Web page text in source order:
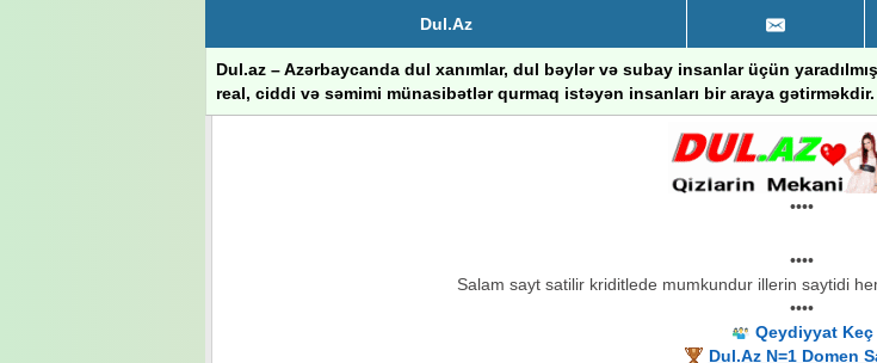
Dul.Az
Dul.az – Azərbaycanda dul xanımlar, dul bəylər və subay insanlar üçün
real, ciddi və səmimi münasibətlər qurmaq istəyən insanları bir araya gətirməkdir.
••••
••••
Salam sayt satilir kriditlede mumkundur illerin saytidi
••••
Qeydiyyat Keç
Dul.Az N=1 Domen